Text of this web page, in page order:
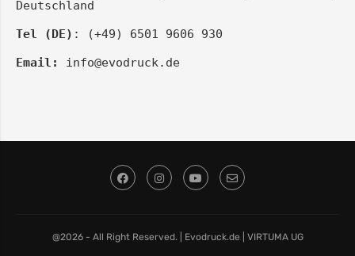
Deutschland
Tel (DE) : (+49) 6501 9606 930
Email:
info@evodruck.de
@2026 - All Right Reserved. | Evodruck.de | VIRTUMA UG